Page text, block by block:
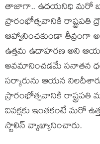
తాజాగా.. ఉద‌య‌నిధి మరో
ప్రారంభోత్సవానికి రాష్ట్రపతి
ఆహ్వానించకుండా తీవ్రంగా
ఉత్తమ ఉదాహరణ అని ఆయ‌న
అవమానించడమే సనాతన
స‌ర్కారును ఆయ‌న
ప్రారంభోత్సవానికి రాష్ట్రపతి
వివక్షకు ఇంతకంటే మరో
స్టాలిన్ వ్యాఖ్యానించారు.